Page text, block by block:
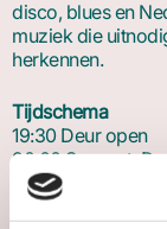
disco, blues en
muziek die
herkennen.
Tijdschema
19:30 Deur open
20:00 Support:
21:00 ALLUS